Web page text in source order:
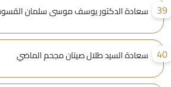
سعادة الدكتور يوسف موسى سلمان
سعادة السيد طلال صيتان مجحم الماضي